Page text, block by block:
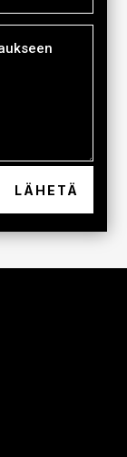
LÄHETÄ